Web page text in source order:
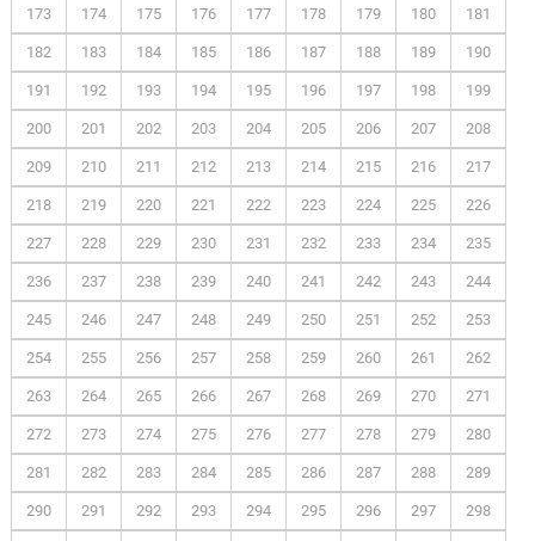
173 174 175 176 177 178 179 180 181
182 183 184 185 186 187 188 189 190
191 192 193 194 195 196 197 198 199
200 201 202 203 204 205 206 207 208
209 210 211 212 213 214 215 216 217
218 219 220 221 222 223 224 225 226
227 228 229 230 231 232 233 234 235
236 237 238 239 240 241 242 243 244
245 246 247 248 249 250 251 252 253
254 255 256 257 258 259 260 261 262
263 264 265 266 267 268 269 270 271
272 273 274 275 276 277 278 279 280
281 282 283 284 285 286 287 288 289
290 291 292 293 294 295 296 297 298